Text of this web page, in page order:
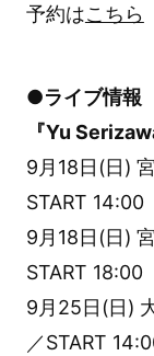
予約はこちら
●ライブ情報
『Yu
9月18日(日)
START 14:00
9月18日(日)
START 18:00
9月25日(日)
／START